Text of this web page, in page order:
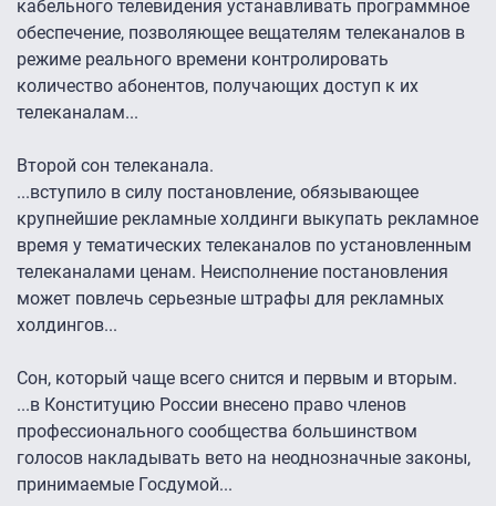
кабельного телевидения устанавливать программное
обеспечение, позволяющее вещателям телеканалов в
режиме реального времени контролировать
количество абонентов, получающих доступ к их
телеканалам...
Второй сон телеканала.
...вступило в силу постановление, обязывающее
крупнейшие рекламные холдинги выкупать рекламное
время у тематических телеканалов по установленным
телеканалами ценам. Неисполнение постановления
может повлечь серьезные штрафы для рекламных
холдингов...
Сон, который чаще всего снится и первым и вторым.
...в Конституцию России внесено право членов
профессионального сообщества большинством
голосов накладывать вето на неоднозначные законы,
принимаемые Госдумой...